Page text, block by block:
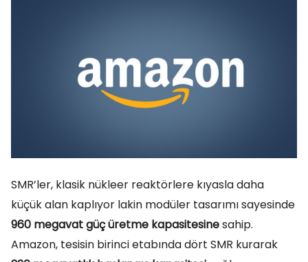
SMR’ler, klasik nükleer reaktörlere kıyasla daha
küçük alan kaplıyor lakin modüler tasarımı sayesinde
960 megavat güç üretme kapasitesinesahip.
Amazon, tesisin birinci etabında dört SMR kurarak